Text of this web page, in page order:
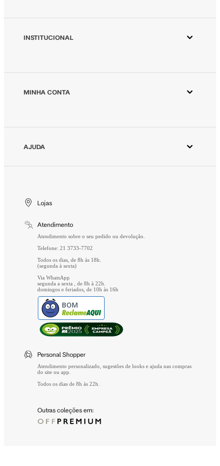
INSTITUCIONAL
Animale ESG
Trabalhe Conosco
MINHA CONTA
Meus Pedidos
AJUDA
Cuidados Especiais
Perguntas Frequentes
Lojas
Atendimento
Atendimento sobre o seu pedido ou devolução.
Telefone: 21 3733-7702
Todos os dias, de 8h às 18h.
(segunda à sexta)
Via WhatsApp
segunda a sexta , de 8h à 22h.
domingos e feriados, de 10h às 16h
BOM
Personal Shopper
Atendimento personalizado, sugestões de looks e ajuda nas compras
do site ou app.
Todos os dias de 8h às 22h.
Outras coleções em: